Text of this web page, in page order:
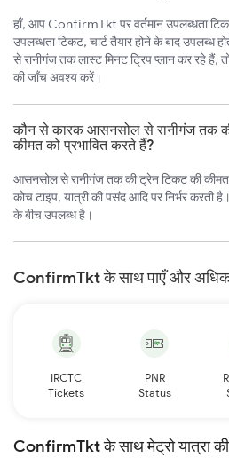
हाँ, आप ConfirmTkt पर वर्तमान उपलब्धता
उपलब्धता टिकट, चार्ट तैयार होने के बाद उपलब्ध
से रानीगंज तक लास्ट मिनट ट्रिप प्लान कर रहे हैं,
की जाँच अवश्य करें।
कौन से कारक आसनसोल से रानीगंज तक
कीमत को प्रभावित करते हैं?
आसनसोल से रानीगंज तक की ट्रेन टिकट की
कोच टाइप, यात्री की पसंद आदि पर निर्भर
के बीच उपलब्ध है।
ConfirmTkt के साथ पाएँ और अधिक
IRCTC
Tickets
PNR
Status
ConfirmTkt के साथ मेट्रो यात्रा की